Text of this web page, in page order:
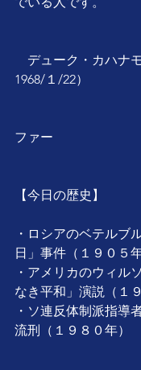
デューク・カハナ
1968/１/22）
ハワイ
ファー
【今日の歴史】
・ロシアのベテルブ
日」事件（１９０５年
・アメリカのウィル
なき平和」演説（１
・ソ連反体制派指導
流刑（１９８０年）